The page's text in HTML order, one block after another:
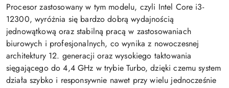
Procesor zastosowany w tym modelu, czyli Intel Core i3-
12300, wyróżnia się bardzo dobrą wydajnością
jednowątkową oraz stabilną pracą w zastosowaniach
biurowych i profesjonalnych, co wynika z nowoczesnej
architektury 12. generacji oraz wysokiego taktowania
sięgającego do 4,4 GHz w trybie Turbo, dzięki czemu system
działa szybko i responsywnie nawet przy wielu jednocześnie